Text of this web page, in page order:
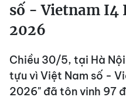
số - Vietnam I4
2026
Chiều 30/5, tại Hà
tựu vì Việt Nam số -
2026" đã tôn vinh 97